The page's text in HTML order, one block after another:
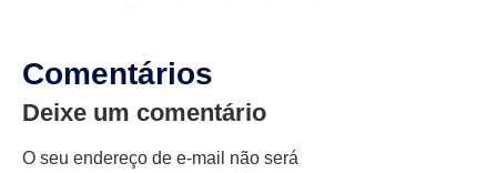
Comentários
Deixe um comentário
O seu endereço de e-mail não será